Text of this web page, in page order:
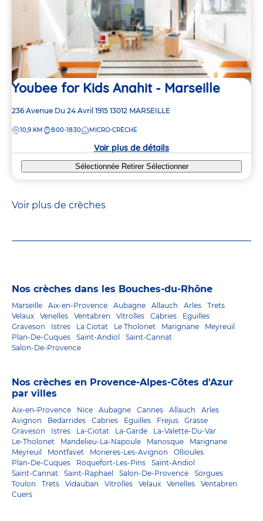
Youbee for Kids Anahit - Marseille
Adresse
la
236 Avenue Du 24 Avril 1915 13012 MARSEILLE
DISTANCE
10,9 KM 8:00-18:30 MICRO-CRÈCHE
Voir plus de détails
Sélectionnée Retirer Sélectionner
Voir plus de crèches
Nos crèches dans les Bouches-du-Rhône
Marseille Aix-en-Provence Aubagne Allauch Arles
Trets
Velaux
Venelles Ventabren Vitrolles Cabries
Eguilles
Graveson
Istres La Ciotat Le Tholonet Marignane
Meyreuil
Plan-De-Cuques
Saint-Andiol
Saint-Cannat
Salon-De-Provence
Nos crèches en Provence-Alpes-Côtes d'Azur
par villes
Aix-en-Provence Nice Aubagne Cannes Allauch
Arles
Avignon
Bedarrides Cabries Eguilles Frejus
Grasse
Graveson
Istres La-Ciotat La-Garde
La-Valette-Du-Var
Le-Tholonet
Mandelieu-La-Napoule Manosque
Marignane
Meyreuil
Montfavet Morieres-Les-Avignon
Ollioules
Plan-De-Cuques
Roquefort-Les-Pins
Saint-Andiol
Saint-Cannat
Saint-Raphael Salon-De-Provence
Sorgues
Toulon
Trets Vidauban Vitrolles Velaux Venelles
Ventabren
Cuers